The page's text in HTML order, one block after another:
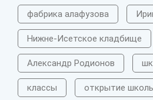
фабрика алафузова
Нижне-Исетское кладбище
Александр Родионов
классы открытие